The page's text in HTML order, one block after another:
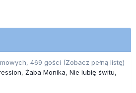
469 gości (Zobacz pełną listę)
Żaba Monika Nie lubię świtu